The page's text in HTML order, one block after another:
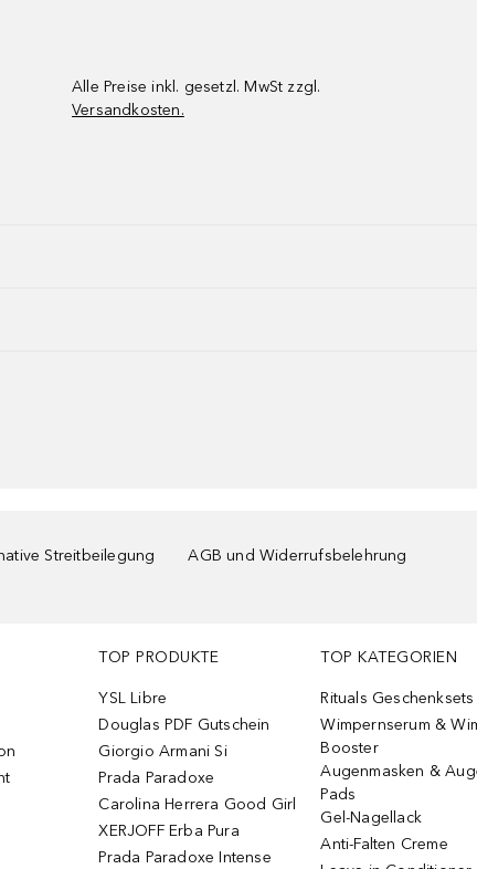
Alle Preise inkl. gesetzl. MwSt zzgl.
Versandkosten.
Streitbeilegung
AGB und Widerrufsbelehrung
TOP PRODUKTE
YSL Libre
Douglas PDF Gutschein
Giorgio Armani Si
Prada Paradoxe
Carolina Herrera Good Girl
XERJOFF Erba Pura
Prada Paradoxe Intense
TOP KATEGORIEN
Rituals Geschenksets
Wimpernserum &
Booster
Augenmasken &
Pads
Gel-Nagellack
Anti-Falten Creme